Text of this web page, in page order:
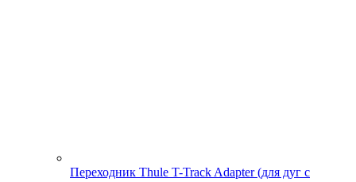
Переходник Thule T-Track Adapter (для дуг с